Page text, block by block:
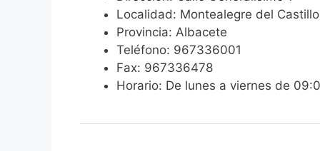
Localidad: Montealegre del Castillo
Provincia: Albacete
Teléfono: 967336001
Fax: 967336478
Horario: De lunes a viernes de